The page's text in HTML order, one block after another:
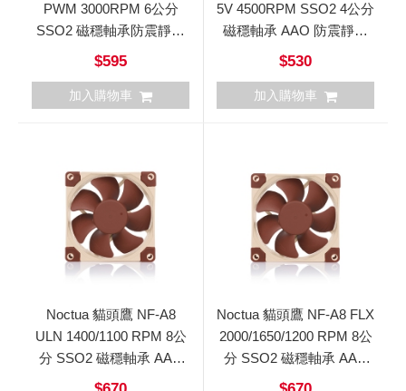
PWM 3000RPM 6公分
SSO2 磁穩軸承防震靜音
風扇
$595
加入購物車
5V 4500RPM SSO2 4公分
磁穩軸承 AAO 防震靜音
超薄扇
$530
加入購物車
Noctua 貓頭鷹 NF-A8
ULN 1400/1100 RPM 8公
分 SSO2 磁穩軸承 AAO
防震靜音扇
Noctua 貓頭鷹 NF-A8 FLX
2000/1650/1200 RPM 8公
分 SSO2 磁穩軸承 AAO
防震